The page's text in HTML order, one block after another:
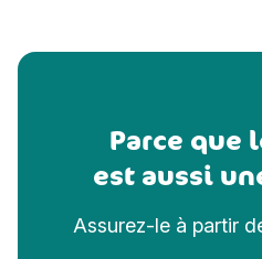
Parce que
est aussi
Assurez-le à partir